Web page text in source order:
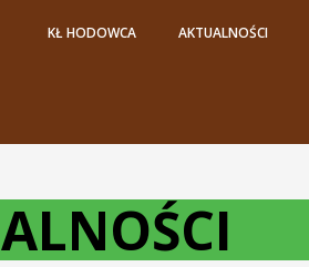
KŁ HODOWCA AKTUALNOŚCI